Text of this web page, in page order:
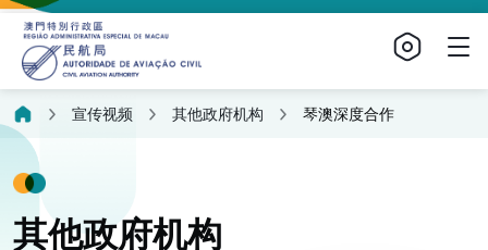
宣传视频 其他政府机构 琴澳深度合作
其他政府机构